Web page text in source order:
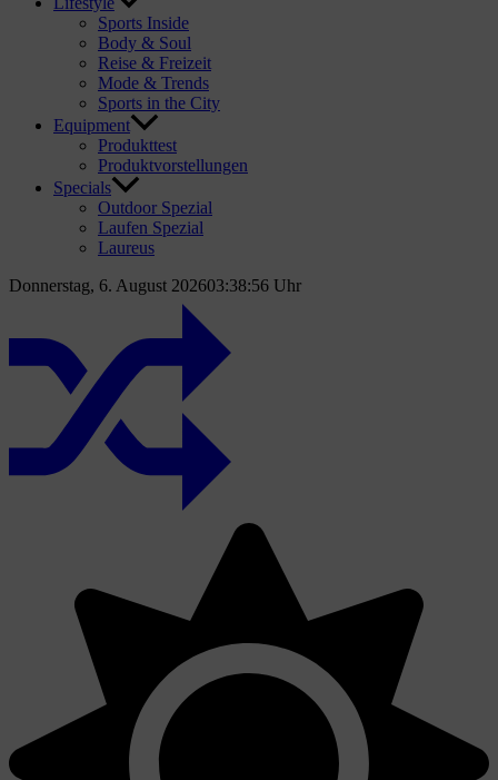
Sports Inside
Body & Soul
Reise & Freizeit
Mode & Trends
Sports in the City
Equipment
Produkttest
Produktvorstellungen
Specials
Outdoor Spezial
Laufen Spezial
Laureus
Donnerstag, 6. August 202603:38:57 Uhr